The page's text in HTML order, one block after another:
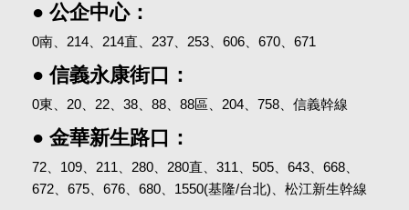
● 公企中心：
0南、214、214直、237、253、606、670、671
● 信義永康街口：
0東、20、22、38、88、88區、204、758、信義幹線
● 金華新生路口：
72、109、211、280、280直、311、505、643、668、
672、675、676、680、1550(基隆/台北)、松江新生幹線